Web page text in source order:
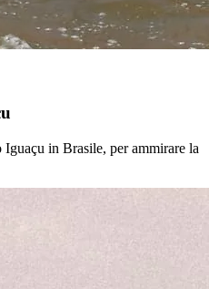
in Brasile, per ammirare la